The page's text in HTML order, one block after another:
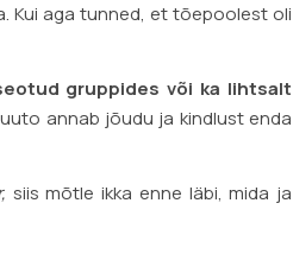
Kui aga tunned, et tõepoolest oli
gruppides või ka lihtsalt
annab jõudu ja kindlust enda
siis mõtle ikka enne läbi, mida ja